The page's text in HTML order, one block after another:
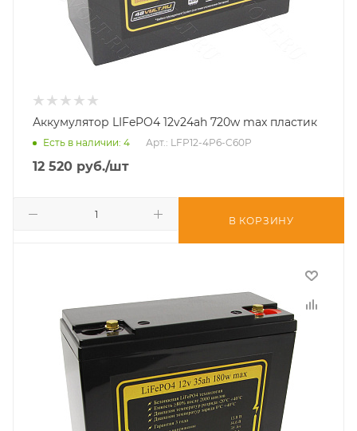
Аккумулятор LIFePO4 12v24ah 720w max пластик
Есть в наличии: 4 Арт.: LFP12-4P6-C60P
12 520 руб./шт
В КОРЗИНУ